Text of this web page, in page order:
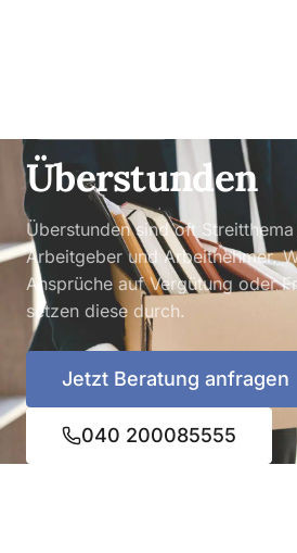
Überstunden
Überstunden sind oft
Arbeitgeber und Arbeitnehmer.
Ansprüche auf Vergütung oder
setzen diese durch.
Jetzt Beratung anfragen
040 200085555